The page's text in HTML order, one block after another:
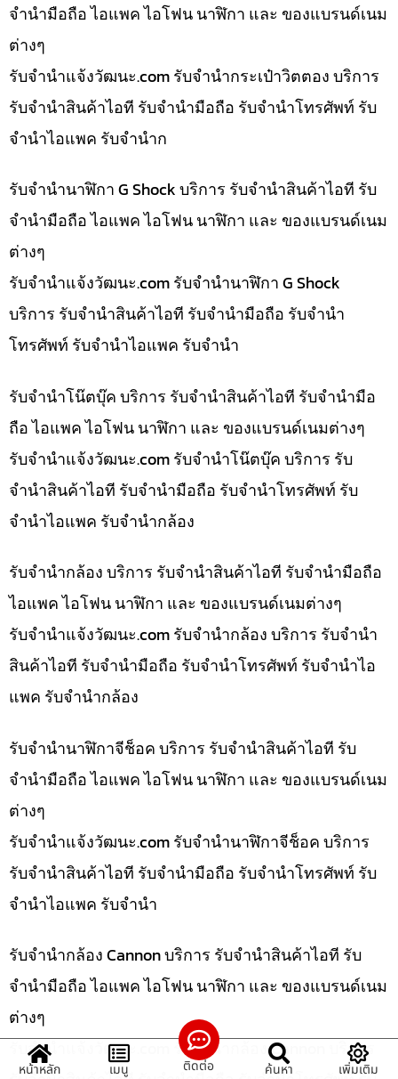
จำนำมือถือ ไอแพค ไอโฟน นาฬิกา และ ของแบรนด์เนม
ต่างๆ
รับจํานําแจ้งวัฒนะ.com รับจำนำกระเป๋าวิตตอง บริการ
รับจำนำสินค้าไอที รับจำนำมือถือ รับจำนำโทรศัพท์ รับ
จำนำไอแพค รับจำนำก
รับจำนำนาฬิกา G Shock บริการ รับจำนำสินค้าไอที รับ
จำนำมือถือ ไอแพค ไอโฟน นาฬิกา และ ของแบรนด์เนม
ต่างๆ
รับจํานําแจ้งวัฒนะ.com รับจำนำนาฬิกา G Shock
บริการ รับจำนำสินค้าไอที รับจำนำมือถือ รับจำนำ
โทรศัพท์ รับจำนำไอแพค รับจำนำ
รับจำนำโน๊ตบุ๊ค บริการ รับจำนำสินค้าไอที รับจำนำมือ
ถือ ไอแพค ไอโฟน นาฬิกา และ ของแบรนด์เนมต่างๆ
รับจํานําแจ้งวัฒนะ.com รับจำนำโน๊ตบุ๊ค บริการ รับ
จำนำสินค้าไอที รับจำนำมือถือ รับจำนำโทรศัพท์ รับ
จำนำไอแพค รับจำนำกล้อง
รับจำนำกล้อง บริการ รับจำนำสินค้าไอที รับจำนำมือถือ
ไอแพค ไอโฟน นาฬิกา และ ของแบรนด์เนมต่างๆ
รับจํานําแจ้งวัฒนะ.com รับจำนำกล้อง บริการ รับจำนำ
สินค้าไอที รับจำนำมือถือ รับจำนำโทรศัพท์ รับจำนำไอ
แพค รับจำนำกล้อง
รับจำนำนาฬิกาจีช็อค บริการ รับจำนำสินค้าไอที รับ
จำนำมือถือ ไอแพค ไอโฟน นาฬิกา และ ของแบรนด์เนม
ต่างๆ
รับจํานําแจ้งวัฒนะ.com รับจำนำนาฬิกาจีช็อค บริการ
รับจำนำสินค้าไอที รับจำนำมือถือ รับจำนำโทรศัพท์ รับ
จำนำไอแพค รับจำนำ
รับจำนำกล้อง Cannon บริการ รับจำนำสินค้าไอที รับ
จำนำมือถือ ไอแพค ไอโฟน นาฬิกา และ ของแบรนด์เนม
ต่างๆ
รับจํานําแจ้งวัฒนะ.com รับจำนำกล้อง Cannon บริการ
หน้าหลัก เมนู ติดต่อ ค้นหา เพิ่มเติม